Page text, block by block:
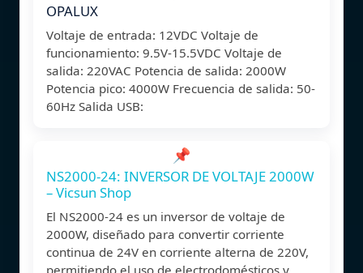
OPALUX
Voltaje de entrada: 12VDC Voltaje de
funcionamiento: 9.5V-15.5VDC Voltaje de
salida: 220VAC Potencia de salida: 2000W
Potencia pico: 4000W Frecuencia de salida: 50-
60Hz Salida USB:
📌
NS2000-24: INVERSOR DE VOLTAJE 2000W
– Vicsun Shop
El NS2000-24 es un inversor de voltaje de
2000W, diseñado para convertir corriente
continua de 24V en corriente alterna de 220V,
permitiendo el uso de electrodomésticos y